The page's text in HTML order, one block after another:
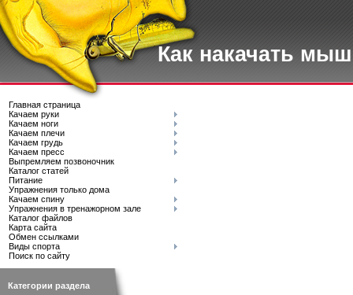
Как накачать
Главная страница
Качаем руки
Качаем ноги
Качаем плечи
Качаем грудь
Качаем пресс
Выпремляем позвоночник
Каталог статей
Питание
Упражнения только дома
Качаем спину
Упражнения в тренажорном зале
Каталог файлов
Карта сайта
Обмен ссылками
Виды спорта
Поиск по сайту
Категории раздела